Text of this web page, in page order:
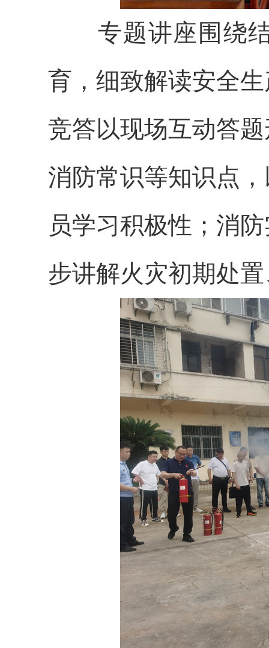
专题讲座围绕结
育，细致解读安全
竞答以现场互动答
消防常识等知识点
员学习积极性；消
步讲解火灾初期处